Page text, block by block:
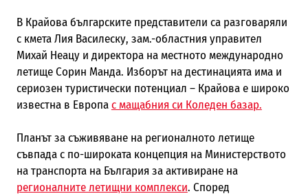
В Крайова българските представители са разговаряли
с кмета Лия Василеску, зам.-областния управител
Михай Неацу и директора на местното международно
летище Сорин Манда. Изборът на дестинацията има и
сериозен туристически потенциал – Крайова е широко
известна в Европас мащабния си Коледен базар.
Планът за съживяване на регионалното летище
съвпада с по-широката концепция на Министерството
на транспорта на България за активиране на
регионалните летищни комплекси. Според